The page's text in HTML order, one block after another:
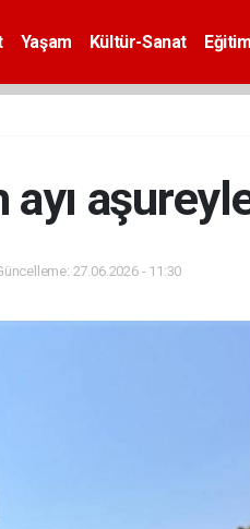
Yaşam Kültür-Sanat Eğitim
27.06.2026 - 11:30